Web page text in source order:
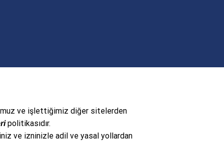
ve işlettiğimiz diğer sitelerden
politikasıdır.
ve izninizle adil ve yasal yollardan